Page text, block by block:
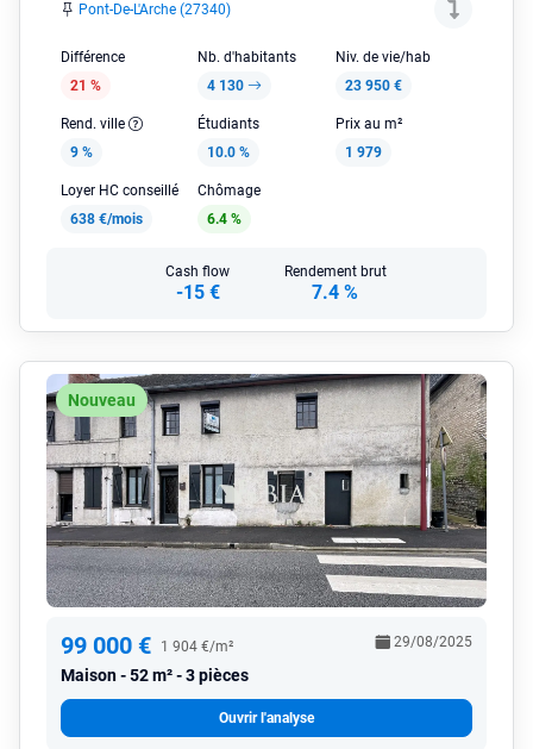
Pont-De-L'Arche (27340)
Différence
21 %
Nb. d'habitants
4 130
Niv. de vie/hab
23 950 €
Rend. ville
9 %
Étudiants
10.0 %
Prix au m²
1 979
Loyer HC conseillé
638 €/mois
Chômage
6.4 %
Cash flow
-15 €
Rendement brut
7.4 %
Nouveau
99 000 € 1 904 €/m²
Maison 52 m² - 3 pièces
29/08/2025
Ouvrir l'analyse